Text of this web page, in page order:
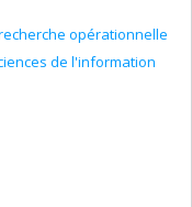
opérationnelle
de l'information